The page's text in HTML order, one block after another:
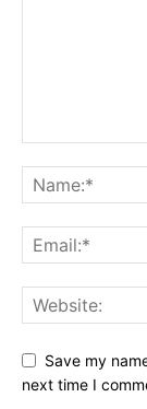
Save my
next time I